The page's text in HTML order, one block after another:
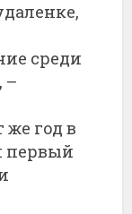
среди
–
год в
первый